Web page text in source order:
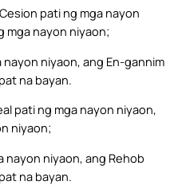
pati ng mga nayon
mga nayon niyaon;
niyaon, ang En-gannim
na bayan.
pati ng mga nayon niyaon,
niyaon;
nayon niyaon, ang Rehob
na bayan.